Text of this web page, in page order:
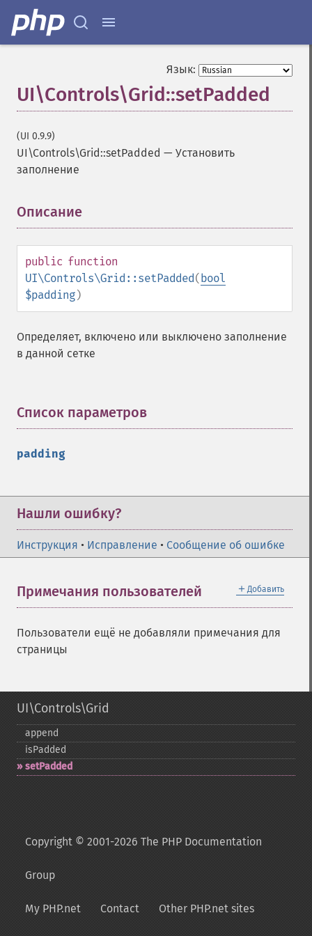
Язык:
UI\Controls\Grid::setPadded
(UI 0.9.9)
UI\Controls\Grid::setPadded — Установить
заполнение
Описание
public function
UI\Controls\Grid::setPadded(bool
$padding)
Определяет, включено или выключено заполнение
в данной сетке
Список параметров
padding
Нашли ошибку?
Инструкция • Исправление • Сообщение об ошибке
＋ Добавить
Примечания пользователей
Пользователи ещё не добавляли примечания для
страницы
UI\Controls\Grid
append
isPadded
setPadded
Copyright © 2001-2026 The PHP Documentation
Group
My PHP.net Contact Other PHP.net sites